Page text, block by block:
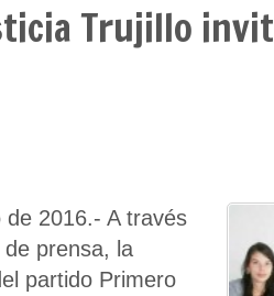
Trujillo
de 2016.- A través
prensa, la
partido Primero